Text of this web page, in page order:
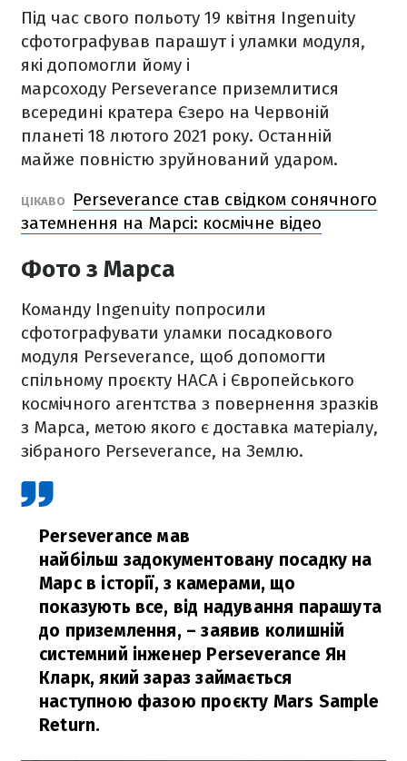
Під час свого польоту 19 квітня Ingenuity
сфотографував парашут і уламки модуля,
які допомогли йому і
марсоходу Perseverance приземлитися
всередині кратера Єзеро на Червоній
планеті 18 лютого 2021 року. Останній
майже повністю зруйнований ударом.
ЦІКАВО
Perseverance став свідком сонячного
затемнення на Марсі: космічне відео
Фото з Марса
Команду Ingenuity попросили
сфотографувати уламки посадкового
модуля Perseverance, щоб допомогти
спільному проєкту НАСА і Європейського
космічного агентства з повернення зразків
з Марса, метою якого є доставка матеріалу,
зібраного Perseverance, на Землю.
Perseverance мав
найбільш задокументовану посадку на
Марс в історії, з камерами, що
показують все, від надування парашута
до приземлення, – заявив колишній
системний інженер Perseverance Ян
Кларк, який зараз займається
наступною фазою проєкту Mars Sample
Return.